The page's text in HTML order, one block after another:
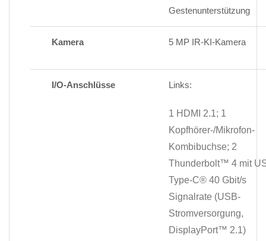
Gestenunterstützung
Kamera 5 MP IR-KI-Kamera
I/O-Anschlüsse Links:
1 HDMI 2.1; 1
Kopfhörer-/Mikrofon-
Kombibuchse; 2
Thunderbolt™ 4 mit
Type-C® 40 Gbit/s
Signalrate (USB-
Stromversorgung,
DisplayPort™ 2.1)